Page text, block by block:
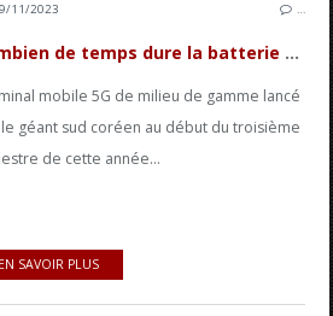
11/2023 …
Combien de temps dure la batterie du Galaxy A54 (autonomie) ?
mobile 5G de milieu de gamme lancé
géant sud coréen au début du troisième
de cette année...
EN SAVOIR PLUS